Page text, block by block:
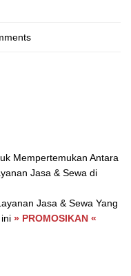
Mempertemukan Antara
Jasa & Sewa di
Jasa & Sewa Yang
» PROMOSIKAN «